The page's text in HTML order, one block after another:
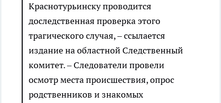
Краснотурьинску проводится
доследственная проверка этого
трагического случая, – ссылается
издание на областной Следственный
комитет. – Следователи провели
осмотр места происшествия, опрос
родственников и знакомых